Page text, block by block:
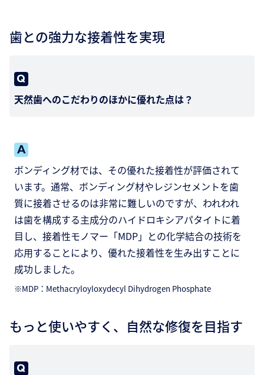
歯との強力な接着性を実現
天然歯へのこだわりのほかに優れた点は？
ボンディング材では、その優れた接着性が評価されて
います。通常、ボンディング材やレジンセメントを歯
質に接着させるのは非常に難しいのですが、われわれ
は歯を構成する主成分のハイドロキシアパタイトに着
目し、接着性モノマー「MDP」との化学結合の技術を
応用することにより、優れた接着性を生み出すことに
成功しました。
※MDP：Methacryloyloxydecyl Dihydrogen Phosphate
もっと使いやすく、自然な修復を目指す